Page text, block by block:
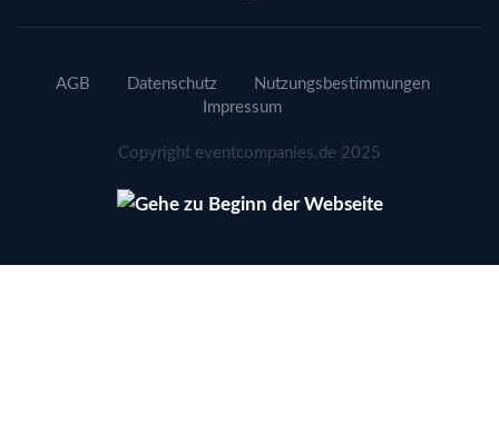
AGB Datenschutz
Nutzungsbestimmungen
Impressum
Copyright eventcompanies.de 2025